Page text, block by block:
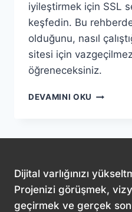
iyileştirmek için SSL
keşfedin. Bu
olduğunu, nasıl
sitesi için
öğreneceksiniz.
DEVAMINI OKU WEB
VE
SEO’NUN
KILIT
TAŞI
Dijital varlığınızı
Projenizi görüşmek,
geçirmek ve gerçek